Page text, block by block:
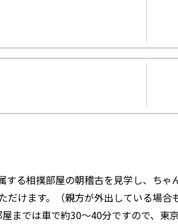
する相撲部屋の朝稽古を見学し、ちゃ
けます。（親方が外出している場合
までは車で約30～40分ですので、東